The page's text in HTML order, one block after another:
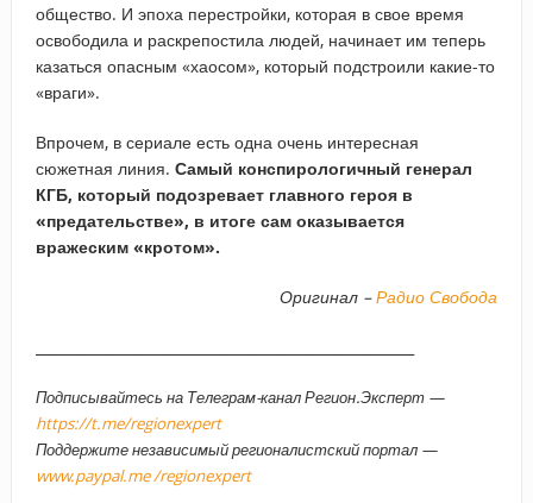
общество. И эпоха перестройки, которая в свое время
освободила и раскрепостила людей, начинает им теперь
казаться опасным «хаосом», который подстроили какие-то
«враги».
Впрочем, в сериале есть одна очень интересная
сюжетная линия. Самый конспирологичный генерал
КГБ, который подозревает главного героя в
«предательстве», в итоге сам оказывается
вражеским «кротом».
Оригинал –Радио Свобода
Подписывайтесь на Телеграм-канал Регион.Эксперт —
https://t.me/regionexpert
Поддержите независимый регионалистский портал —
www.paypal.me /regionexpert